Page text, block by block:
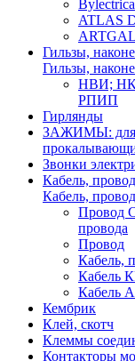
Bylectrica
ATLAS
Гильзы,
Гильзы,
НВИ;
РПИП
Гирлянды
ЗАЖИМЫ: для
Звонки
Кабель, провод
Кабель, провод
Провод
провода
Провод
Кабель,
Кабель
Кабель
Кембрик
Клей, скотч
Клеммы
Контакторы